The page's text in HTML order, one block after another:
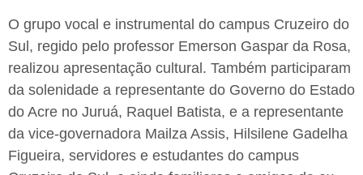
O grupo vocal e instrumental do campus Cruzeiro do
Sul, regido pelo professor Emerson Gaspar da Rosa,
realizou apresentação cultural. Também participaram
da solenidade a representante do Governo do Estado
do Acre no Juruá, Raquel Batista, e a representante
da vice-governadora Mailza Assis, Hilsilene Gadelha
Figueira, servidores e estudantes do campus